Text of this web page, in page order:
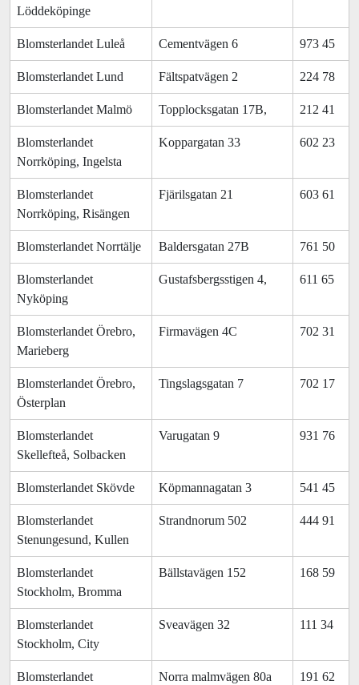
Löddeköpinge
Blomsterlandet Luleå Cementvägen 6 973 45
Blomsterlandet Lund Fältspatvägen 2 224 78
Blomsterlandet Malmö Topplocksgatan 17B, 212 41
Blomsterlandet
Norrköping, Ingelsta
Koppargatan 33 602 23
Blomsterlandet
Norrköping, Risängen
Fjärilsgatan 21 603 61
Blomsterlandet Norrtälje Baldersgatan 27B 761 50
Blomsterlandet
Nyköping
Gustafsbergsstigen 4, 611 65
Blomsterlandet Örebro,
Marieberg
Firmavägen 4C 702 31
Blomsterlandet Örebro,
Österplan
Tingslagsgatan 7 702 17
Blomsterlandet
Skellefteå, Solbacken
Varugatan 9 931 76
Blomsterlandet Skövde Köpmannagatan 3 541 45
Blomsterlandet
Stenungesund, Kullen
Strandnorum 502 444 91
Blomsterlandet
Stockholm, Bromma
Bällstavägen 152 168 59
Blomsterlandet
Stockholm, City
Sveavägen 32 111 34
Blomsterlandet
Norra malmvägen 80a 191 62